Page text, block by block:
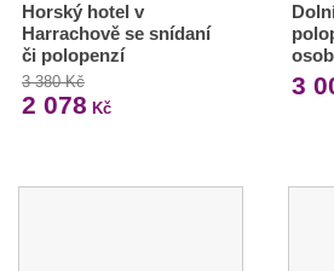
Horský hotel v
Harrachově se snídaní
či polopenzí
3 380 Kč
2 078 Kč
osob
3